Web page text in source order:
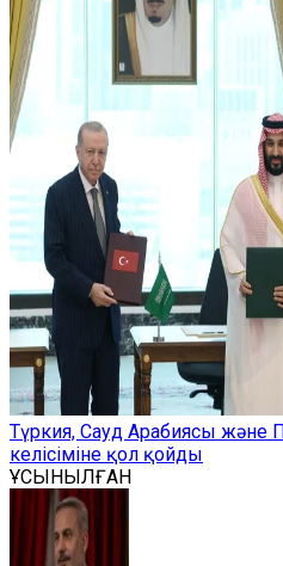
Түркия, Сауд Арабиясы және
келісіміне қол қойды
ҰСЫНЫЛҒАН